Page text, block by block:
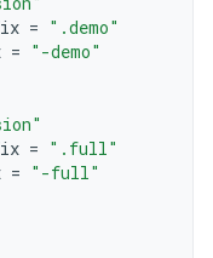
= ".demo"
= "-demo"
= ".full"
= "-full"